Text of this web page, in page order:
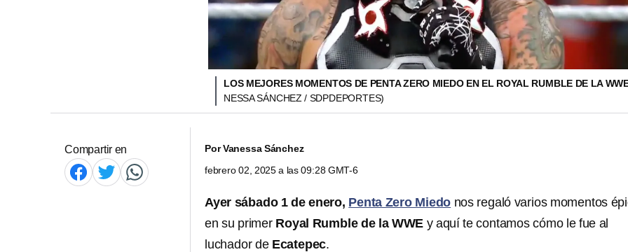
LOS MEJORES MOMENTOS DE PENTA ZERO MIEDO EN EL ROYAL RUMBLE DE LA
NESSA SÁNCHEZ / SDPDEPORTES)
Compartir en PorVanessa Sánchez
febrero 02, 2025 a las 09:28 GMT-6
Ayer sábado 1 de enero, Penta Zero Miedo nos regaló varios momentos
en su primer Royal Rumble de la WWE y aquí te contamos cómo le fue al
luchador de Ecatepec.